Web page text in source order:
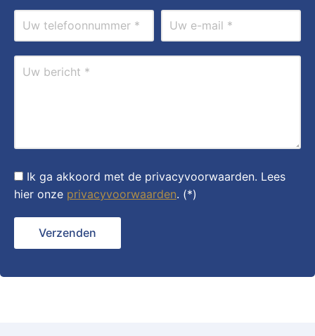
Ik ga akkoord met de privacyvoorwaarden. Lees
hier onze privacyvoorwaarden. (*)